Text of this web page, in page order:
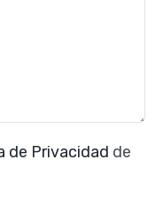
de Privacidad de